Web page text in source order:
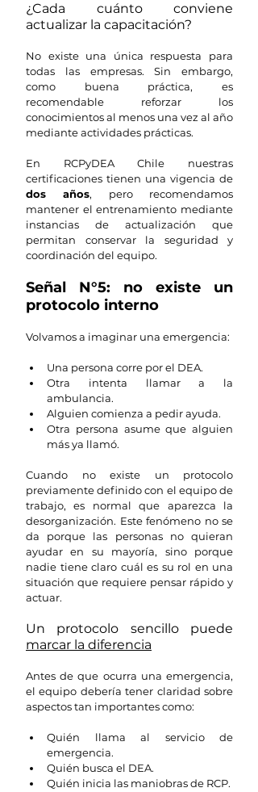
¿Cada cuánto conviene
actualizar la capacitación?
No existe una única respuesta para
todas las empresas. Sin embargo,
como buena práctica, es
recomendable reforzar los
conocimientos al menos una vez al año
mediante actividades prácticas.
En RCPyDEA Chile nuestras
dos años, pero recomendamos
mantener el entrenamiento mediante
instancias de actualización que
permitan conservar la seguridad y
coordinación del equipo.
Señal N°5: no existe un
protocolo interno
Volvamos a imaginar una emergencia:
Una persona corre por el DEA.
Otra intenta llamar a la
ambulancia.
Alguien comienza a pedir ayuda.
Otra persona asume que alguien
más ya llamó.
Cuando no existe un protocolo
previamente definido con el equipo de
trabajo, es normal que aparezca la
desorganización. Este fenómeno no se
da porque las personas no quieran
ayudar en su mayoría, sino porque
nadie tiene claro cuál es su rol en una
situación que requiere pensar rápido y
actuar.
marcar la diferencia
Antes de que ocurra una emergencia,
el equipo debería tener claridad sobre
aspectos tan importantes como:
Quién llama al servicio de
emergencia.
Quién busca el DEA.
Quién inicia las maniobras de RCP.